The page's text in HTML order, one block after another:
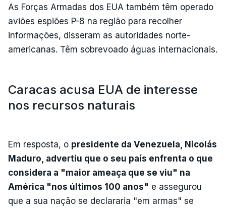
As Forças Armadas dos EUA também têm operado
aviões espiões P-8 na região para recolher
informações, disseram as autoridades norte-
americanas. Têm sobrevoado águas internacionais.
Caracas acusa EUA de interesse
nos recursos naturais
Em resposta, o presidente da Venezuela, Nicolás
Maduro, advertiu que o seu país enfrenta o que
considera a "maior ameaça que se viu" na
América "nos últimos 100 anos" e assegurou
que a sua nação se declararia "em armas" se